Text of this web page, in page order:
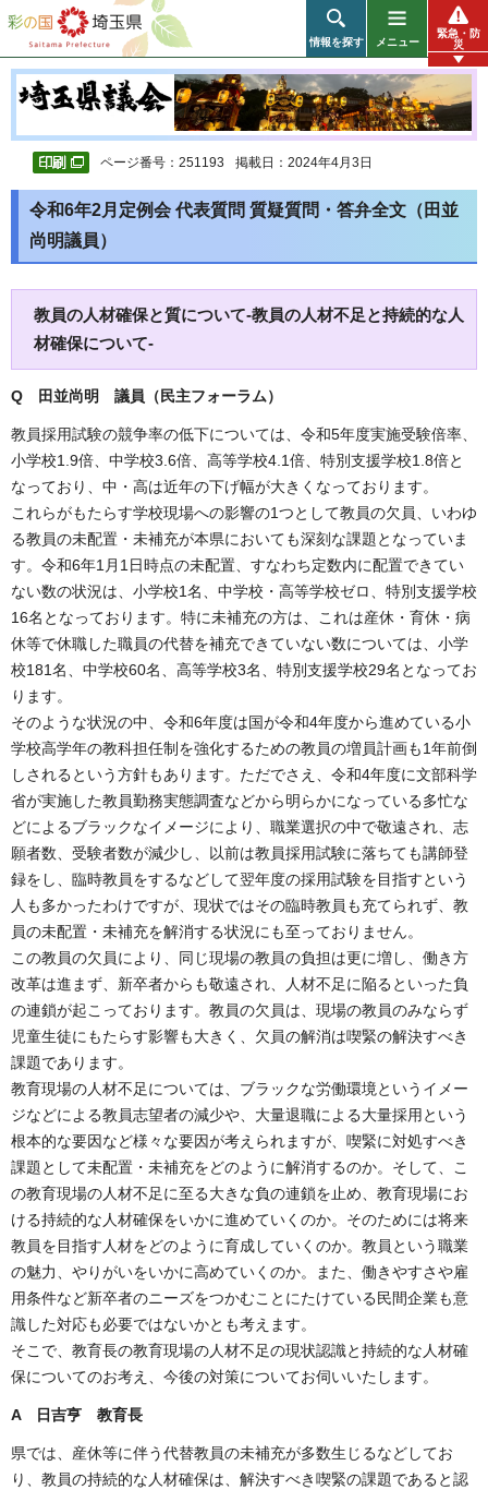
彩の国 埼玉県
情報を探す メニュー
緊急・防
災
ページ番号：251193 掲載日：2024年4月3日
令和6年2月定例会 代表質問 質疑質問・答弁全文（田並
尚明議員）
教員の人材確保と質について-教員の人材不足と持続的な人
材確保について-
Q 田並尚明 議員（民主フォーラム）
教員採用試験の競争率の低下については、令和5年度実施受験倍率、
小学校1.9倍、中学校3.6倍、高等学校4.1倍、特別支援学校1.8倍と
なっており、中・高は近年の下げ幅が大きくなっております。
これらがもたらす学校現場への影響の1つとして教員の欠員、いわゆ
る教員の未配置・未補充が本県においても深刻な課題となっていま
す。令和6年1月1日時点の未配置、すなわち定数内に配置できてい
ない数の状況は、小学校1名、中学校・高等学校ゼロ、特別支援学校
16名となっております。特に未補充の方は、これは産休・育休・病
休等で休職した職員の代替を補充できていない数については、小学
校181名、中学校60名、高等学校3名、特別支援学校29名となってお
ります。
そのような状況の中、令和6年度は国が令和4年度から進めている小
学校高学年の教科担任制を強化するための教員の増員計画も1年前倒
しされるという方針もあります。ただでさえ、令和4年度に文部科学
省が実施した教員勤務実態調査などから明らかになっている多忙な
どによるブラックなイメージにより、職業選択の中で敬遠され、志
願者数、受験者数が減少し、以前は教員採用試験に落ちても講師登
録をし、臨時教員をするなどして翌年度の採用試験を目指すという
人も多かったわけですが、現状ではその臨時教員も充てられず、教
員の未配置・未補充を解消する状況にも至っておりません。
この教員の欠員により、同じ現場の教員の負担は更に増し、働き方
改革は進まず、新卒者からも敬遠され、人材不足に陥るといった負
の連鎖が起こっております。教員の欠員は、現場の教員のみならず
児童生徒にもたらす影響も大きく、欠員の解消は喫緊の解決すべき
課題であります。
教育現場の人材不足については、ブラックな労働環境というイメー
ジなどによる教員志望者の減少や、大量退職による大量採用という
根本的な要因など様々な要因が考えられますが、喫緊に対処すべき
課題として未配置・未補充をどのように解消するのか。そして、こ
の教育現場の人材不足に至る大きな負の連鎖を止め、教育現場にお
ける持続的な人材確保をいかに進めていくのか。そのためには将来
教員を目指す人材をどのように育成していくのか。教員という職業
の魅力、やりがいをいかに高めていくのか。また、働きやすさや雇
用条件など新卒者のニーズをつかむことにたけている民間企業も意
識した対応も必要ではないかとも考えます。
そこで、教育長の教育現場の人材不足の現状認識と持続的な人材確
保についてのお考え、今後の対策についてお伺いいたします。
A 日吉亨 教育長
県では、産休等に伴う代替教員の未補充が多数生じるなどしてお
り、教員の持続的な人材確保は、解決すべき喫緊の課題であると認